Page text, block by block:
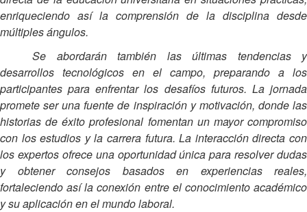
enriqueciendo así la comprensión de la disciplina desde
múltiples ángulos.
Se abordarán también las últimas tendencias y
desarrollos tecnológicos en el campo, preparando a los
participantes para enfrentar los desafíos futuros. La jornada
promete ser una fuente de inspiración y motivación, donde las
historias de éxito profesional fomentan un mayor compromiso
con los estudios y la carrera futura. La interacción directa con
los expertos ofrece una oportunidad única para resolver dudas
y obtener consejos basados en experiencias reales,
fortaleciendo así la conexión entre el conocimiento académico
y su aplicación en el mundo laboral.